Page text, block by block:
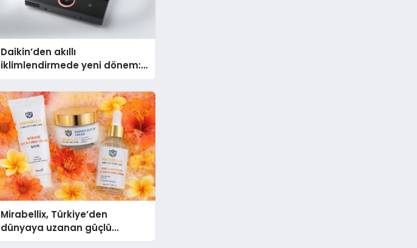
Daikin’den akıllı
iklimlendirmede yeni dönem:
Madoka Plus Türkiye’de
Mirabellix, Türkiye’den
dünyaya uzanan güçlü
büyümesini sürdürüyor